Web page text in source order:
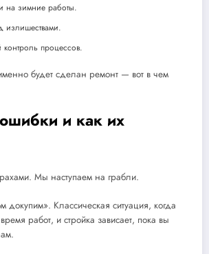
на зимние работы.
излишествами.
контроль процессов.
будет сделан ремонт — вот в чем
и как их
Мы наступаем на грабли.
Классическая ситуация, когда
время работ, и стройка зависает, пока вы